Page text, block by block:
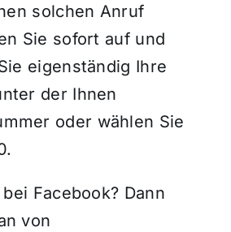
solchen Anruf
Sie sofort auf und
eigenständig Ihre
der Ihnen
oder wählen Sie
Facebook? Dann
von